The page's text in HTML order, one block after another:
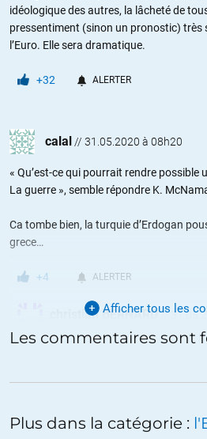
idéologique des autres, la lâcheté de
pressentiment (sinon un pronostic) très
l’Euro. Elle sera dramatique.
+32 ALERTER
calal // 31.05.2020 à 08h20
« Qu’est-ce qui pourrait rendre possible
La guerre », semble répondre K.
Ca tombe bien, la turquie d’Erdogan
grece…
+4 ALERTER
christian BERNARD//
. Je pense que l’article vise plutôt une
envisage une création monétaire
+7 ALERTER
Afficher tous les
Les commentaires sont
Plus dans la catégorie :